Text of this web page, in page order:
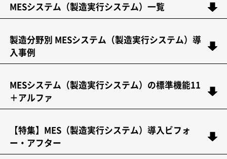
MESシステム（製造実行システム）一覧
製造分野別 MESシステム（製造実行システム）導
入事例
MESシステム（製造実行システム）の標準機能11
＋アルファ
【特集】MES（製造実行システム）導入ビフォ
ー・アフター